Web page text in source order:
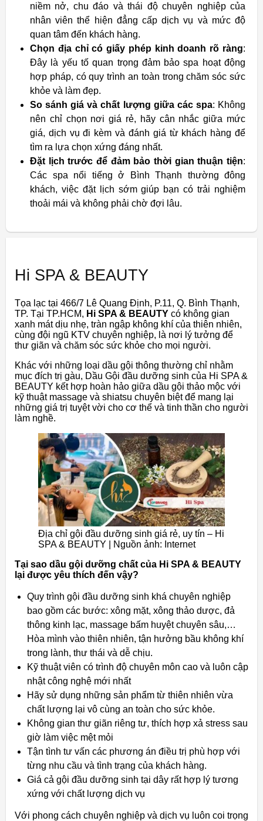
niềm nở, chu đáo và thái độ chuyên nghiệp của
nhân viên thể hiện đẳng cấp dịch vụ và mức độ
quan tâm đến khách hàng.
Chọn địa chỉ có giấy phép kinh doanh rõ ràng:
Đây là yếu tố quan trọng đảm bảo spa hoạt động
hợp pháp, có quy trình an toàn trong chăm sóc sức
khỏe và làm đẹp.
So sánh giá và chất lượng giữa các spa: Không
nên chỉ chọn nơi giá rẻ, hãy cân nhắc giữa mức
giá, dịch vụ đi kèm và đánh giá từ khách hàng để
tìm ra lựa chọn xứng đáng nhất.
Đặt lịch trước để đảm bảo thời gian thuận tiện:
Các spa nổi tiếng ở Bình Thạnh thường đông
khách, việc đặt lịch sớm giúp bạn có trải nghiệm
thoải mái và không phải chờ đợi lâu.
Hi SPA & BEAUTY
Tọa lạc tại 466/7 Lê Quang Định, P.11, Q. Bình Thạnh,
TP. Tại TP.HCM, Hi SPA & BEAUTY có không gian
xanh mát dịu nhẹ, tràn ngập không khí của thiên nhiên,
cùng đội ngũ KTV chuyên nghiệp, là nơi lý tưởng để
thư giãn và chăm sóc sức khỏe cho mọi người.
Khác với những loại dầu gội thông thường chỉ nhằm
mục đích trị gàu, Dầu Gội đầu dưỡng sinh của Hi SPA &
BEAUTY kết hợp hoàn hảo giữa dầu gội thảo mộc với
kỹ thuật massage và shiatsu chuyên biệt để mang lại
những giá trị tuyệt vời cho cơ thể và tinh thần cho người
làm nghề.
Địa chỉ gội đầu dưỡng sinh giá rẻ, uy tín – Hi
SPA & BEAUTY | Nguồn ảnh: Internet
Tại sao dầu gội dưỡng chất của Hi SPA & BEAUTY
lại được yêu thích đến vậy?
Quy trình gội đầu dưỡng sinh khá chuyên nghiệp
bao gồm các bước: xông mặt, xông thảo dược, đả
thông kinh lạc, massage bấm huyệt chuyên sâu,…
Hòa mình vào thiên nhiên, tận hưởng bầu không khí
trong lành, thư thái và dễ chịu.
Kỹ thuật viên có trình độ chuyên môn cao và luôn cập
nhật công nghệ mới nhất
Hãy sử dụng những sản phẩm từ thiên nhiên vừa
chất lượng lại vô cùng an toàn cho sức khỏe.
Không gian thư giãn riêng tư, thích hợp xả stress sau
giờ làm việc mệt mỏi
Tận tình tư vấn các phương án điều trị phù hợp với
từng nhu cầu và tình trạng của khách hàng.
Giá cả gội đầu dưỡng sinh tại dây rất hợp lý tương
xứng với chất lượng dịch vụ
Với phong cách chuyên nghiệp và dịch vụ luôn coi trọng